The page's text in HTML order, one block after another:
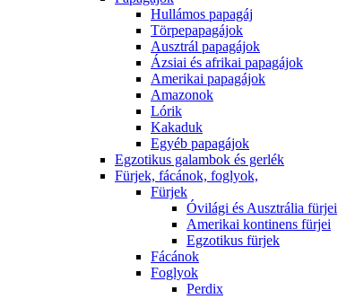
Hullámos papagáj
Törpepapagájok
Ausztrál papagájok
Ázsiai és afrikai papagájok
Amerikai papagájok
Amazonok
Lórik
Kakaduk
Egyéb papagájok
Egzotikus galambok és gerlék
Fürjek, fácánok, foglyok,
Fürjek
Óvilági és Ausztrália fürjei
Amerikai kontinens fürjei
Egzotikus fürjek
Fácánok
Foglyok
Perdix